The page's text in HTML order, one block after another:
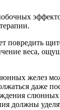
повредить
веса,
желез
даже
должны